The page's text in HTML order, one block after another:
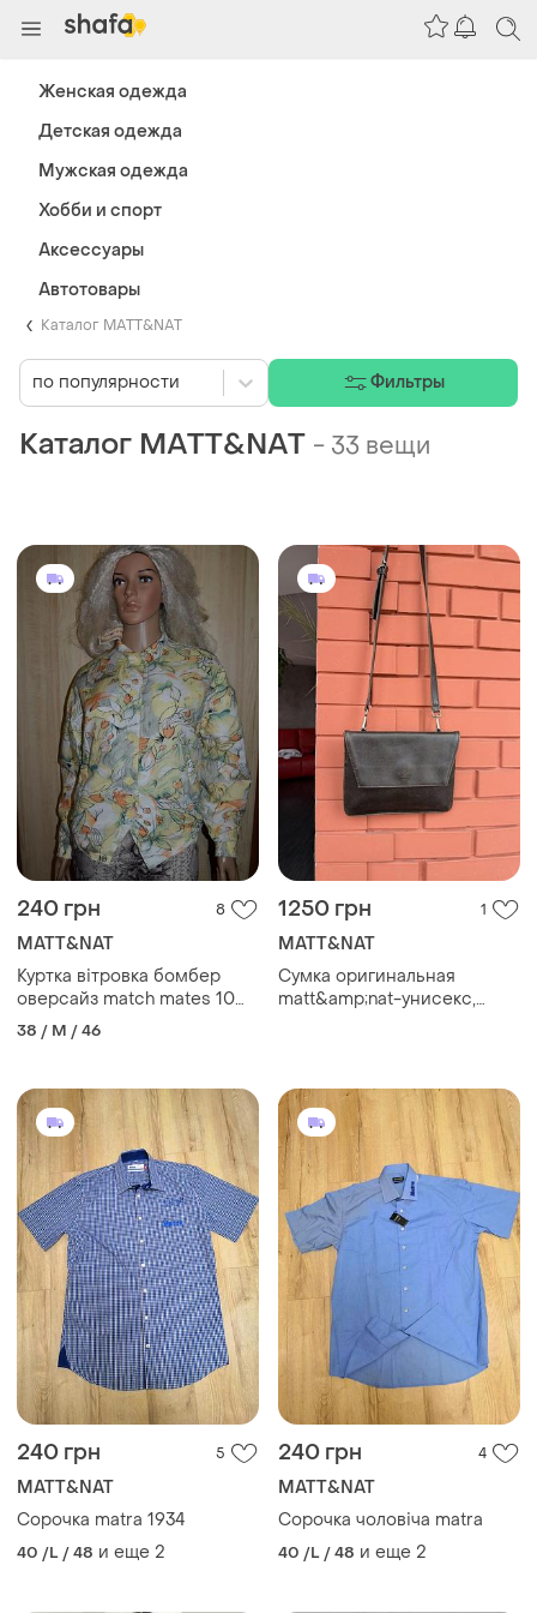
Каталог MATT&NAT
Каталог MATT&NAT - 33 вещи
240 грн 8
MATT&NAT
Куртка вітровка бомбер
оверсайз match mates 10
розмір
38 / M / 46
1250 грн 1
MATT&NAT
Сумка оригинальная
matt&amp;nat-унисекс,
240 грн 5
MATT&NAT
Сорочка matra 1934
40 /L / 48 и еще 2
240 грн 4
MATT&NAT
Сорочка чоловіча matra
40 /L / 48 и еще 2
по популярности Фильтры
Женская одежда
Детская одежда
Мужская одежда
Хобби и спорт
Аксессуары
Автотовары